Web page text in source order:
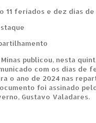
11 feriados e dez dias
publicou, nesta
com os dias de
o ano de 2024 nas
foi assinado
Gustavo Valadares.